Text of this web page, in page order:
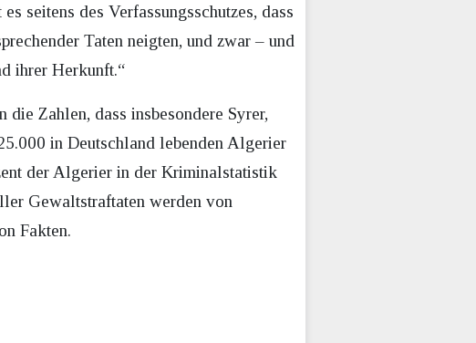
seitens des Verfassungsschutzes, dass
Taten neigten, und zwar – und
ihrer Herkunft.“
Zahlen, dass insbesondere Syrer,
in Deutschland lebenden Algerier
der Algerier in der Kriminalstatistik
Gewaltstraftaten werden von
Fakten.